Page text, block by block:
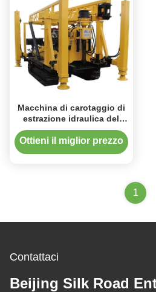
Macchina di carotaggio di
estrazione idraulica del
foro profondo XYD-3
Ottieni il miglior prezzo
1
Contattaci
Beijing Silk Road